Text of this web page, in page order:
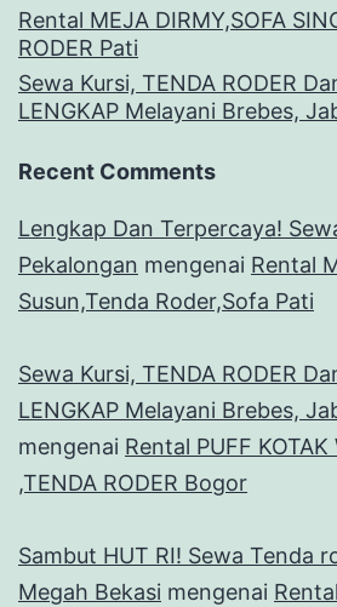
Rental MEJA DIRMY,SOFA
RODER Pati
Sewa Kursi, TENDA RODER
LENGKAP Melayani Brebes,
Recent Comments
Lengkap Dan Terpercaya!
Pekalongan mengenai Rental
Susun,Tenda Roder,Sofa Pati
Sewa Kursi, TENDA RODER
LENGKAP Melayani Brebes,
mengenai Rental PUFF KOTAK
,TENDA RODER Bogor
Sambut HUT RI! Sewa Tenda
Megah Bekasi mengenai